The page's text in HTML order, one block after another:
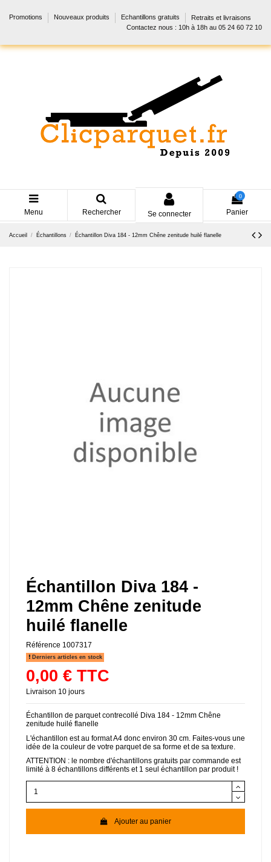
Promotions Nouveaux produits Echantillons gratuits
Retraits et livraisons
Contactez nous : 10h à 18h au 05 24 60 72 10
Menu Rechercher Se connecter
0
Panier
Accueil Échantillons Échantillon Diva 184 - 12mm Chêne zenitude huilé flanelle
Échantillon Diva 184 -
12mm Chêne zenitude
huilé flanelle
Référence 1007317
Derniers articles en stock
0,00 € TTC
Livraison 10 jours
Échantillon de parquet contrecollé Diva 184 - 12mm Chêne
zenitude huilé flanelle
L'échantillon est au format A4 donc environ 30 cm. Faites-vous une
idée de la couleur de votre parquet de sa forme et de sa texture.
ATTENTION : le nombre d'échantillons gratuits par commande est
limité à 8 échantillons différents et 1 seul échantillon par produit !
Ajouter au panier